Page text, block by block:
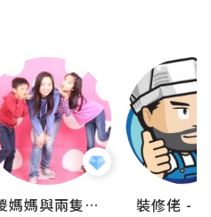
儍媽媽與兩隻小魔怪之家